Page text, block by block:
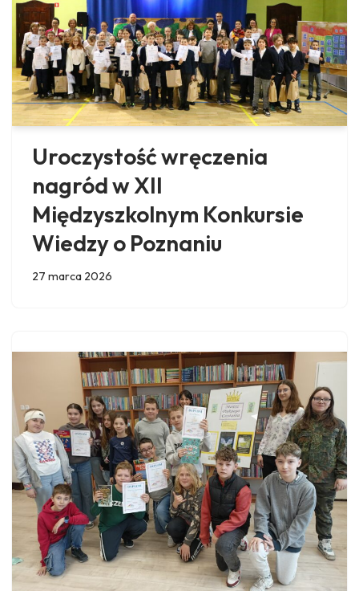
Uroczystość wręczenia
nagród w XII
Międzyszkolnym Konkursie
Wiedzy o Poznaniu
27 marca 2026